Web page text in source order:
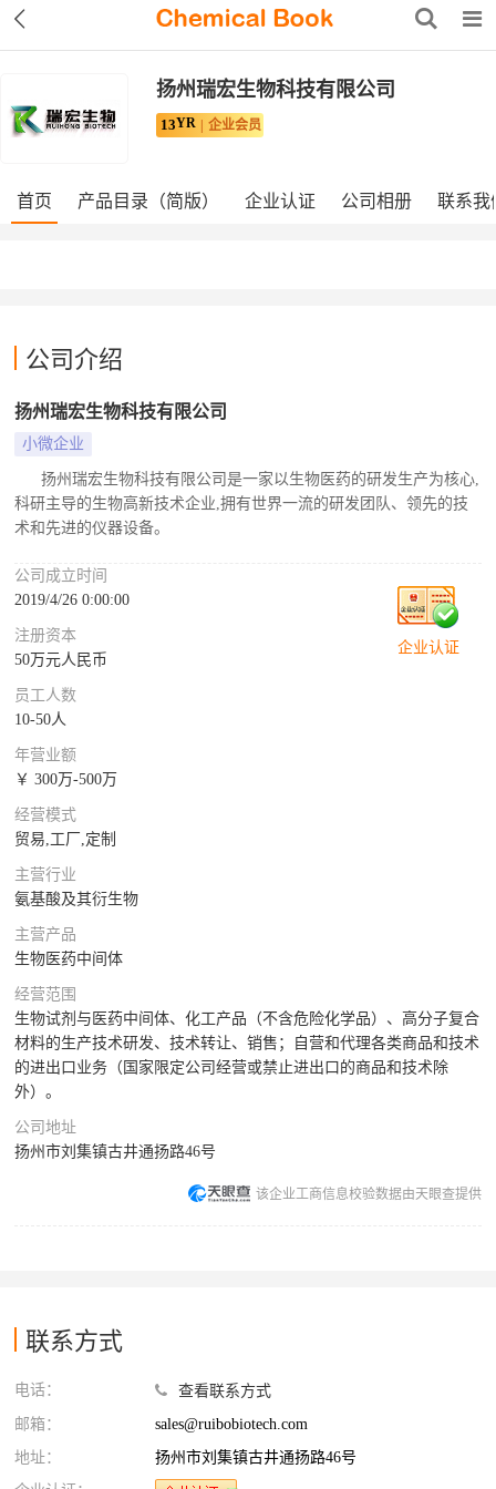
扬州瑞宏生物科技有限公司
13YR 企业会员
首页 产品目录（简版） 企业认证 公司相册 联系我
公司介绍
扬州瑞宏生物科技有限公司
小微企业
扬州瑞宏生物科技有限公司是一家以生物医药的研发生产为核心,
科研主导的生物高新技术企业,拥有世界一流的研发团队、领先的技
术和先进的仪器设备。
企业认证
公司成立时间
2019/4/26 0:00:00
注册资本
50万元人民币
员工人数
10-50人
年营业额
￥ 300万-500万
经营模式
贸易,工厂,定制
主营行业
氨基酸及其衍生物
主营产品
生物医药中间体
经营范围
生物试剂与医药中间体、化工产品（不含危险化学品）、高分子复合
材料的生产技术研发、技术转让、销售；自营和代理各类商品和技术
的进出口业务（国家限定公司经营或禁止进出口的商品和技术除
外）。
公司地址
扬州市刘集镇古井通扬路46号
该企业工商信息校验数据由天眼查提供
联系方式
电话：
查看联系方式
邮箱：
sales@ruibobiotech.com
地址：
扬州市刘集镇古井通扬路46号